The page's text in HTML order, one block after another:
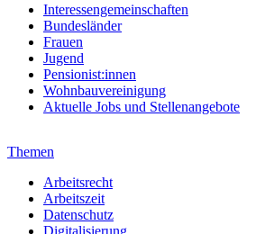
Interessengemeinschaften
Bundesländer
Frauen
Jugend
Pensionist:innen
Wohnbauvereinigung
Aktuelle Jobs und Stellenangebote
Themen
Arbeitsrecht
Arbeitszeit
Datenschutz
Digitalisierung